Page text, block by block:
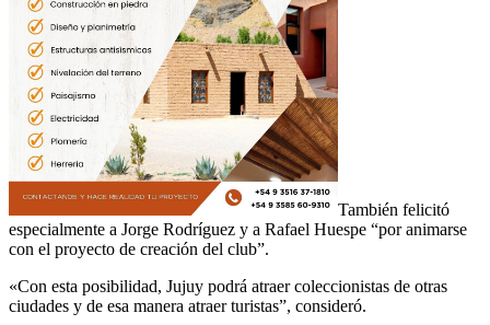
También felicitó
especialmente a Jorge Rodríguez y a Rafael Huespe “por animarse
con el proyecto de creación del club”.
«Con esta posibilidad, Jujuy podrá atraer coleccionistas de otras
ciudades y de esa manera atraer turistas”, consideró.